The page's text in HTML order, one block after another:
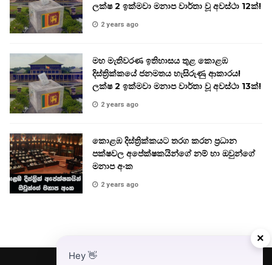
×
Hey 👋
ලක්ෂ 2 ඉක්මවා මනාප වාර්තා වූ අවස්ථා 12ක්!
2 years ago
මහ මැතිවරණ ඉතිහාසය තුළ කොළඹ
දිස්ත්‍රික්කයේ ජනමතය හැසිරුණු ආකාරය!
ලක්ෂ 2 ඉක්මවා මනාප වාර්තා වූ අවස්ථා 13ක්!
2 years ago
කොළඹ දිස්ත්‍රික්කයට තරග කරන ප්‍රධාන
පක්ෂවල අපේක්ෂකයින්ගේ නම් හා ඔවුන්ගේ
මනාප අංක
2 years ago